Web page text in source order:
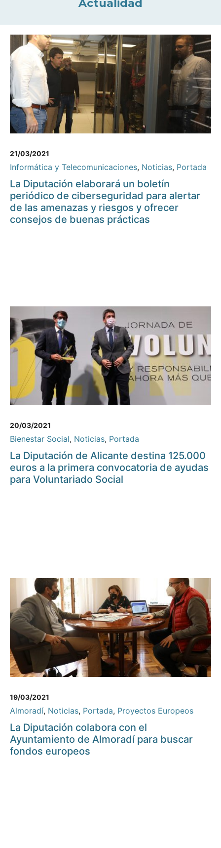
Actualidad
21/03/2021
Informática y Telecomunicaciones, Noticias, Portada
La Diputación elaborará un boletín
periódico de ciberseguridad para alertar
de las amenazas y riesgos y ofrecer
consejos de buenas prácticas
20/03/2021
Bienestar Social, Noticias, Portada
La Diputación de Alicante destina 125.000
euros a la primera convocatoria de ayudas
para Voluntariado Social
19/03/2021
Almoradí, Noticias, Portada, Proyectos Europeos
La Diputación colabora con el
Ayuntamiento de Almoradí para buscar
fondos europeos